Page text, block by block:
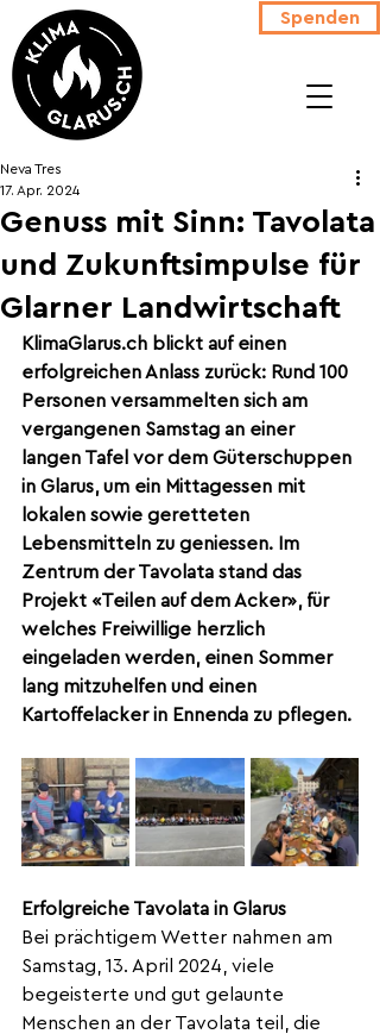
Spenden
Genuss mit Sinn: Tavolata
und Zukunftsimpulse für
Glarner Landwirtschaft
Neva Tres
17. Apr. 2024
KlimaGlarus.ch blickt auf einen
erfolgreichen Anlass zurück: Rund 100
Personen versammelten sich am
vergangenen Samstag an einer
langen Tafel vor dem Güterschuppen
in Glarus, um ein Mittagessen mit
lokalen sowie geretteten
Lebensmitteln zu geniessen. Im
Zentrum der Tavolata stand das
Projekt «Teilen auf dem Acker», für
welches Freiwillige herzlich
eingeladen werden, einen Sommer
lang mitzuhelfen und einen
Kartoffelacker in Ennenda zu pflegen.
Erfolgreiche Tavolata in Glarus
Bei prächtigem Wetter nahmen am
Samstag, 13. April 2024, viele
begeisterte und gut gelaunte
Menschen an der Tavolata teil, die